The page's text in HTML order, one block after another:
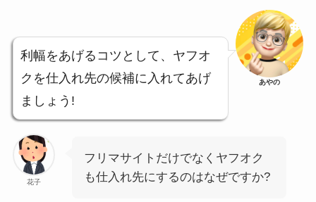
利幅をあげるコツとして、ヤフオ
クを仕入れ先の候補に入れてあげ
ましょう!
あやの
花子
フリマサイトだけでなくヤフオク
も仕入れ先にするのはなぜですか?